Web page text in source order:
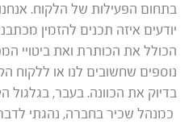
בתחום הפעילות של הלקוח.
יודעים איזה תכנים להזמין
הכולל את הכותרת ואת ביטויי
נוספים שחשובים לנו או ללקוח
בדיוק את הכוונה. בעבר, בגלגול
כמנהל שכיר בחברה, נהגתי